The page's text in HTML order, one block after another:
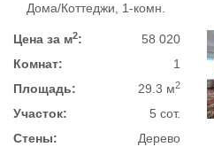
Дома/Коттеджи, 1-комн.
Цена за м2:
58 020
Комнат:
1
Площадь:
29.3 м2
Участок:
5 сот.
Стены:
Дерево